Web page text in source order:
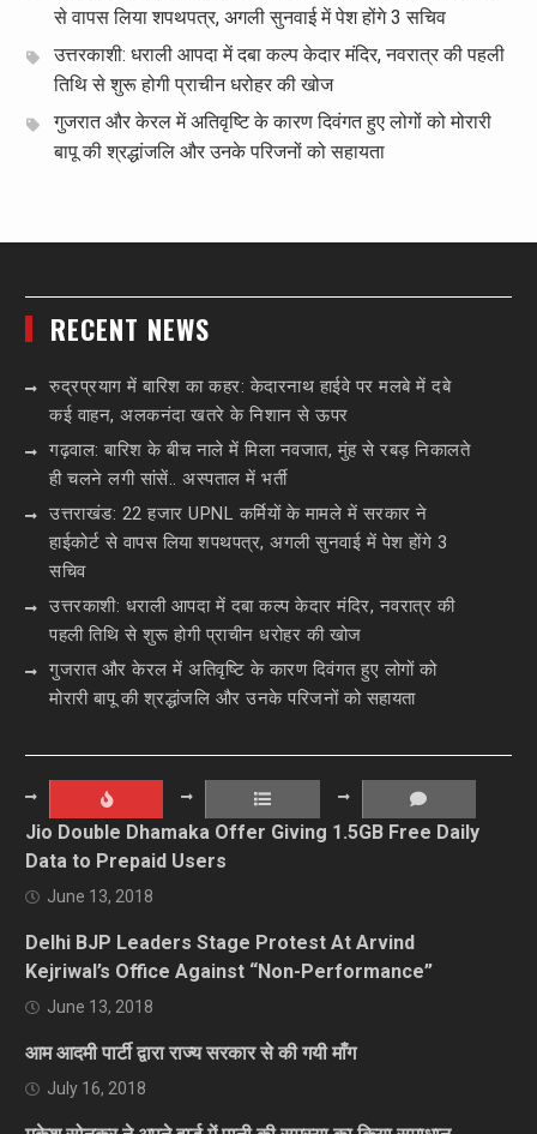
से वापस लिया शपथपत्र, अगली सुनवाई में पेश होंगे 3 सचिव
उत्तरकाशी: धराली आपदा में दबा कल्प केदार मंदिर, नवरात्र की पहली
तिथि से शुरू होगी प्राचीन धरोहर की खोज
गुजरात और केरल में अतिवृष्टि के कारण दिवंगत हुए लोगों को मोरारी
बापू की श्रद्धांजलि और उनके परिजनों को सहायता
RECENT NEWS
रुद्रप्रयाग में बारिश का कहर: केदारनाथ हाईवे पर मलबे में दबे
कई वाहन, अलकनंदा खतरे के निशान से ऊपर
गढ़वाल: बारिश के बीच नाले में मिला नवजात, मुंह से रबड़ निकालते
ही चलने लगी सांसें.. अस्पताल में भर्ती
उत्तराखंड: 22 हजार UPNL कर्मियों के मामले में सरकार ने
हाईकोर्ट से वापस लिया शपथपत्र, अगली सुनवाई में पेश होंगे 3
सचिव
उत्तरकाशी: धराली आपदा में दबा कल्प केदार मंदिर, नवरात्र की
पहली तिथि से शुरू होगी प्राचीन धरोहर की खोज
गुजरात और केरल में अतिवृष्टि के कारण दिवंगत हुए लोगों को
मोरारी बापू की श्रद्धांजलि और उनके परिजनों को सहायता
Jio Double Dhamaka Offer Giving 1.5GB Free Daily
Data to Prepaid Users
June 13, 2018
Delhi BJP Leaders Stage Protest At Arvind
Kejriwal’s Office Against “Non-Performance”
June 13, 2018
आम आदमी पार्टी द्वारा राज्य सरकार से की गयी माँग
July 16, 2018